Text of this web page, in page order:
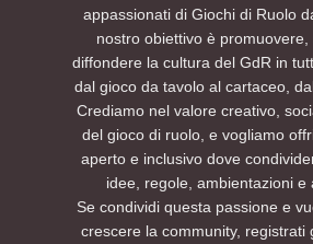
appassionati di Giochi di Ruolo
nostro obiettivo è promuovere,
diffondere la cultura del GdR in
dal gioco da tavolo al cartaceo,
Crediamo nel valore creativo,
del gioco di ruolo, e vogliamo
aperto e inclusivo dove
idee, regole, ambientazioni e
Se condividi questa passione e
crescere la community, registrati